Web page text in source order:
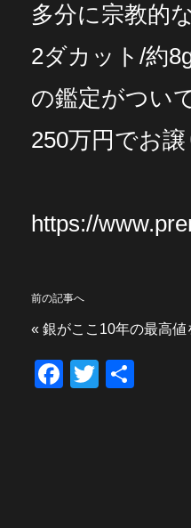
多分に宗教的
2ダカット/約
の鑑定がつい
250万円でお
https://
前の記事へ
« 銀がここ10年の最高
F
T